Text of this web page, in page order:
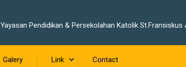
Yayasan Pendidikan & Persekolahan Katolik St.Fransiskus
Galery Link Contact